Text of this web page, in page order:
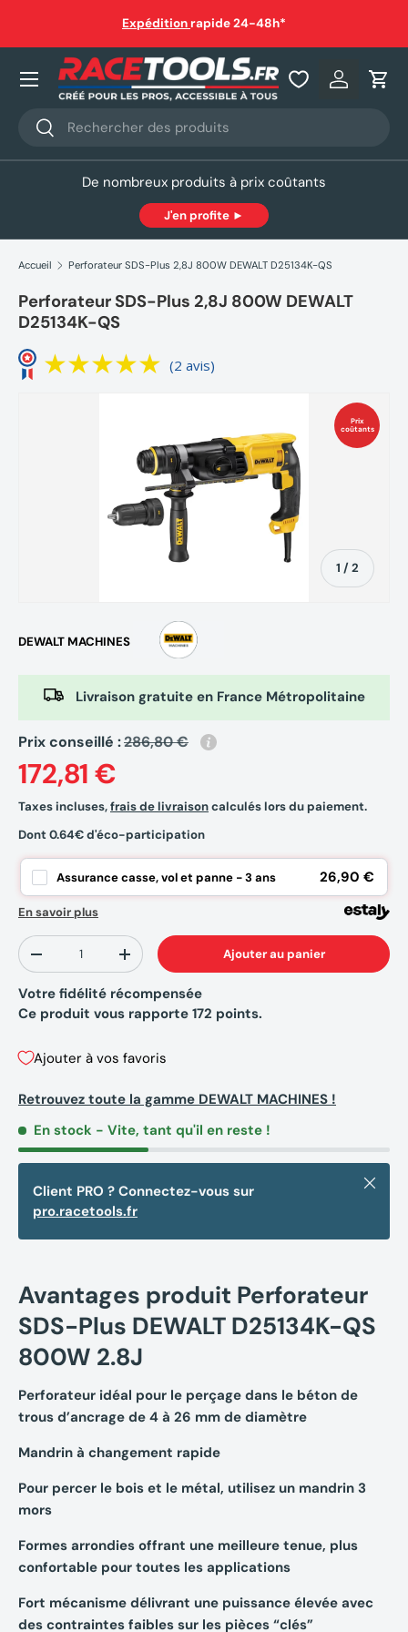
Aller au contenu
Expédition rapide 24-48h*
Recherche
Rechercher
Se
Nos produits
De nombreux produits à prix coûtants
J'en profite ►
Accueil Perforateur SDS-Plus 2,8J 800W DEWALT D25134K-QS
Perforateur SDS-Plus 2,8J 800W DEWALT
D25134K-QS
(2 avis)
Prix
coûtants
1 /de
2
DEWALT MACHINES
Livraison gratuite en France Métropolitaine
Prix conseillé :286,80 €
172,81 €
Taxes incluses,frais de livraisoncalculés lors du paiement.
Dont 0.64€ d'éco-participation
Assurance casse, vol et panne - 3 ans 26,90 €
En savoir plus
Qté
-
+ Ajouter au panier
Votre fidélité récompensée
Ce produit vous rapporte 172 points.
Ajouter à vos favoris
Retrouvez toute la gamme DEWALT MACHINES !
En stock - Vite, tant qu'il en reste !
Client PRO ? Connectez-vous sur
pro.racetools.fr
Fermer
Avantages produit Perforateur
SDS-Plus DEWALT D25134K-QS
800W 2.8J
Perforateur idéal pour le perçage dans le béton de
trous d’ancrage de 4 à 26 mm de diamètre
Mandrin à changement rapide
Pour percer le bois et le métal, utilisez un mandrin 3
mors
Formes arrondies offrant une meilleure tenue, plus
confortable pour toutes les applications
Fort mécanisme délivrant une puissance élevée avec
des contraintes faibles sur les pièces “clés”